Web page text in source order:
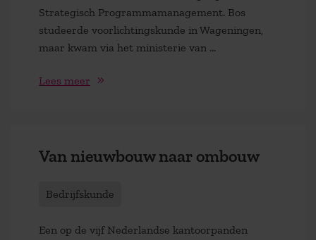
Strategisch Programmamanagement. Bos
studeerde voorlichtingskunde in Wageningen,
maar kwam via het ministerie van ...
Lees meer
Van nieuwbouw naar ombouw
Bedrijfskunde
Een op de vijf Nederlandse kantoorpanden